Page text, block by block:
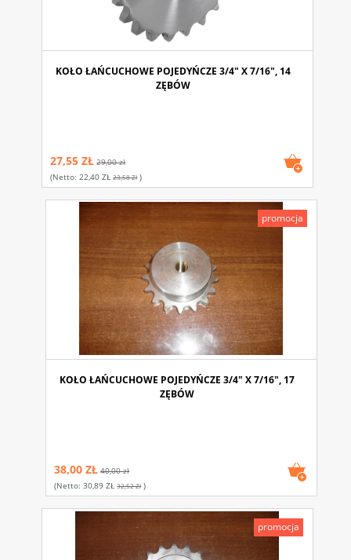
KOŁO ŁAŃCUCHOWE POJEDYŃCZE 3/4" X 7/16", 14
ZĘBÓW
27,55 ZŁ 29,00 zł
(netto:22,40 ZŁ 23,58 Zł)
KOŁO ŁAŃCUCHOWE POJEDYŃCZE 3/4" X 7/16", 17
ZĘBÓW
38,00 ZŁ 40,00 zł
(netto:30,89 ZŁ 32,52 Zł)
promocja
promocja